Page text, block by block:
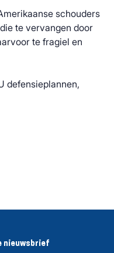
schouders
te vervangen door
te fragiel en
defensieplannen,
nieuwsbrief